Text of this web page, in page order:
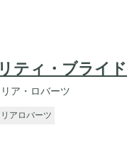
ティ・ブライド
ア・ロバーツ
アロバーツ